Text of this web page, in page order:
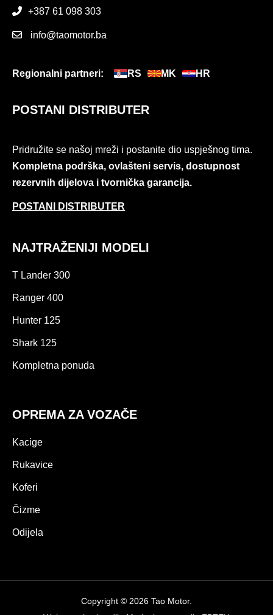
+387 61 098 303
info@taomotor.ba
Regionalni partneri: RS MK HR
POSTANI DISTRIBUTER
Pridružite se našoj mreži i postanite dio uspješnog tima.
Kompletna podrška, ovlašteni servis, dostupnost
rezervnih dijelova i tvornička garancija.
POSTANI DISTRIBUTER
NAJTRAŽENIJI MODELI
T Lander 300
Ranger 400
Hunter 125
Shark 125
Kompletna ponuda
OPREMA ZA VOZAČE
Kacige
Rukavice
Koferi
Čizme
Odijela
Copyright © 2026 Tao Motor.